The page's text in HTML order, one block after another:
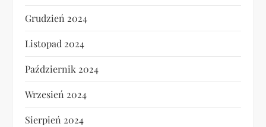
Grudzień 2024
Listopad 2024
Październik 2024
Wrzesień 2024
Sierpień 2024